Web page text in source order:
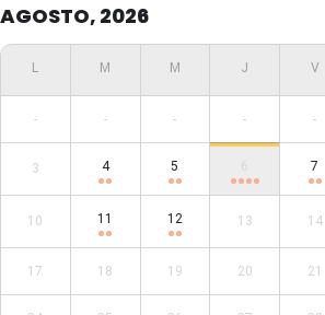
AGOSTO, 2026
- - - - -
3 4 5 6 7
10 11 12 13 14
17 18 19 20 21